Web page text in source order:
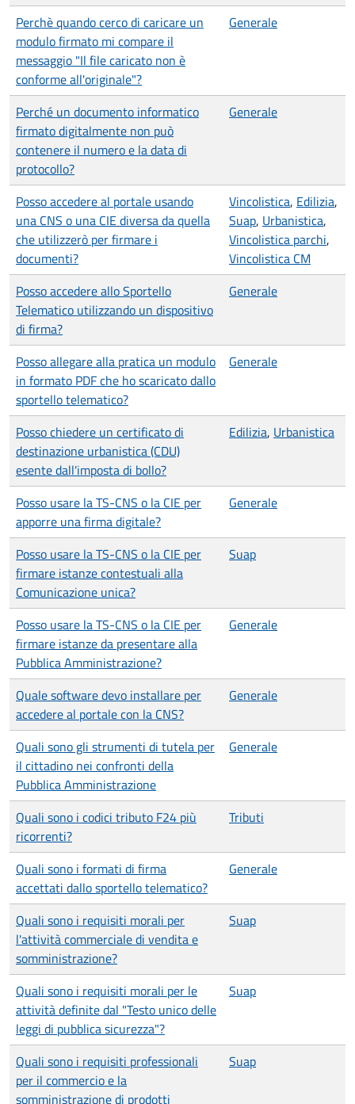
Perchè quando cerco di caricare un
modulo firmato mi compare il
messaggio "Il file caricato non è
conforme all'originale"?
Generale
Perché un documento informatico
firmato digitalmente non può
contenere il numero e la data di
protocollo?
Generale
Posso accedere al portale usando
una CNS o una CIE diversa da quella
che utilizzerò per firmare i
documenti?
Vincolistica, Edilizia,
Suap, Urbanistica,
Vincolistica parchi,
Vincolistica CM
Posso accedere allo Sportello
Telematico utilizzando un dispositivo
di firma?
Generale
Posso allegare alla pratica un modulo
in formato PDF che ho scaricato dallo
sportello telematico?
Generale
Posso chiedere un certificato di
destinazione urbanistica (CDU)
esente dall'imposta di bollo?
Edilizia, Urbanistica
Posso usare la TS-CNS o la CIE per
apporre una firma digitale?
Generale
Posso usare la TS-CNS o la CIE per
firmare istanze contestuali alla
Comunicazione unica?
Suap
Posso usare la TS-CNS o la CIE per
firmare istanze da presentare alla
Pubblica Amministrazione?
Generale
Quale software devo installare per
accedere al portale con la CNS?
Generale
Quali sono gli strumenti di tutela per
il cittadino nei confronti della
Pubblica Amministrazione
Generale
Quali sono i codici tributo F24 più
ricorrenti?
Tributi
Quali sono i formati di firma
accettati dallo sportello telematico?
Generale
Quali sono i requisiti morali per
l'attività commerciale di vendita e
somministrazione?
Suap
Quali sono i requisiti morali per le
attività definite dal "Testo unico delle
leggi di pubblica sicurezza"?
Suap
Quali sono i requisiti professionali
per il commercio e la
somministrazione di prodotti
Suap